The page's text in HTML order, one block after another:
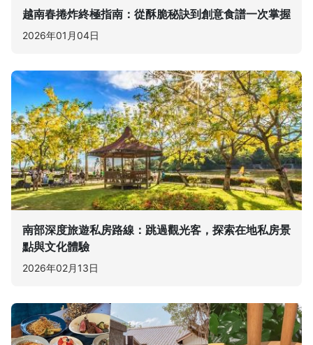
越南春捲炸終極指南：從酥脆秘訣到創意食譜一次掌握
2026年01月04日
南部深度旅遊私房路線：跳過觀光客，探索在地私房景
點與文化體驗
2026年02月13日